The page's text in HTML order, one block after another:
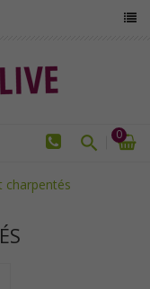
0
charpentés